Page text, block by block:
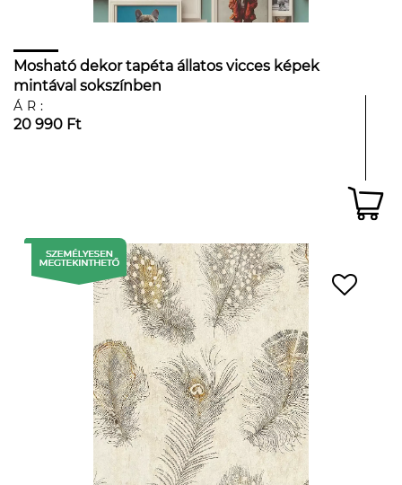
Mosható dekor tapéta állatos vicces képek
mintával sokszínben
ÁR:
20 990 Ft